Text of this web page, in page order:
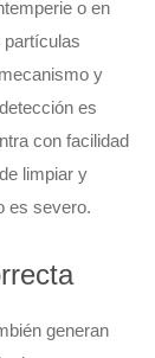
o en
partículas
y
es
con facilidad
limpiar y
es severo.
generan